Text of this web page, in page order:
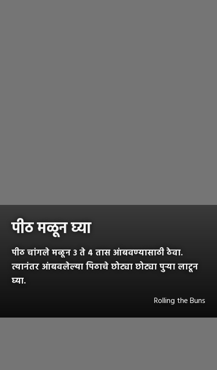
पीठ मळून घ्या
पीठ चांगले मळून ३ ते ४ तास आंबवण्यासाठी ठेवा.
त्यानंतर आंबवलेल्या पिठाचे छोट्या छोट्या पुऱ्या लाटून
घ्या.
Rolling the Buns